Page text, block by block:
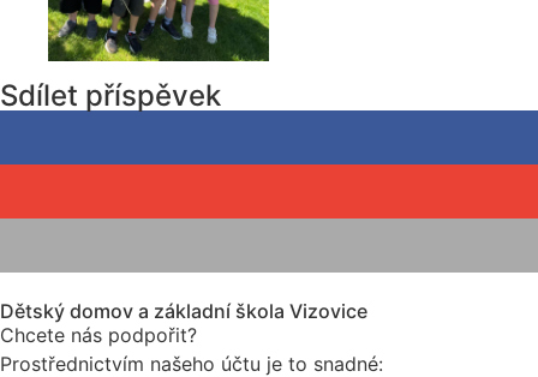
Sdílet příspěvek
Dětský domov a základní škola Vizovice
Chcete nás podpořit?
Prostřednictvím našeho účtu je to snadné: